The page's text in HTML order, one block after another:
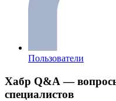
Пользователи
Хабр Q&A —
специалистов